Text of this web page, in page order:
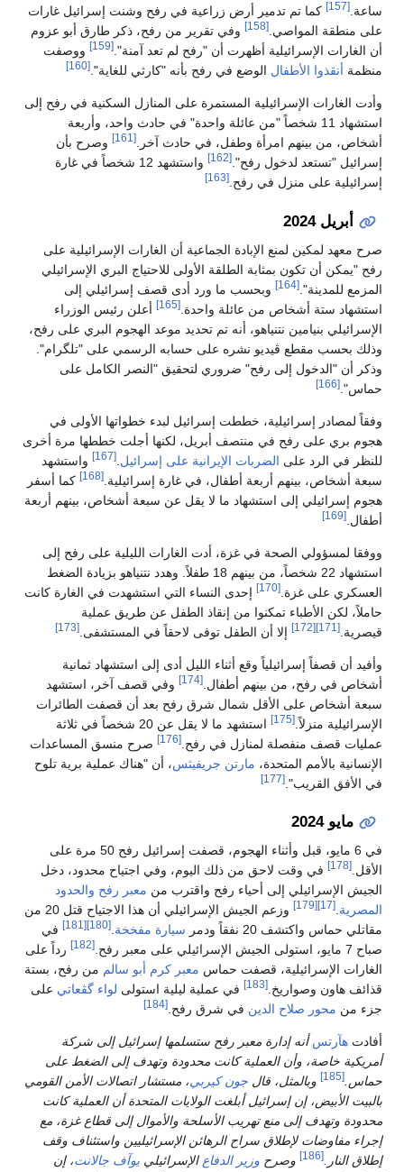
ساعة. [157]
كما تم تدمير أرض زراعية في رفح وشنت إسرائيل غارات
على منطقة المواصي. [158]
وفي تقرير من رفح، ذكر طارق أبو عزوم
أن الغارات الإسرائيلية أظهرت أن "رفح لم تعد آمنة". [159]
ووصفت
منظمة أنقذوا الأطفال الوضع في رفح بأنه "كارثي للغاية". [160]
وأدت الغارات الإسرائيلية المستمرة على المنازل السكنية في رفح إلى
استشهاد 11 شخصاً "من عائلة واحدة" في حادث واحد، وأربعة
أشخاص، من بينهم امرأة وطفل، في حادث آخر.
[161]
وصرح بأن
إسرائيل "تستعد لدخول رفح". [162]
واستشهد 12 شخصاً في غارة
إسرائيلية على منزل في رفح. [163]
أبريل 2024
صرح معهد لمكين لمنع الإبادة الجماعية أن الغارات الإسرائيلية على
رفح "يمكن أن تكون بمثابة الطلقة الأولى للاحتياج البري الإسرائيلي
المزمع للمدينة". [164]
وبحسب ما ورد أدى قصف إسرائيلي إلى
استشهاد ستة أشخاص من عائلة واحدة. [165]
أعلن رئيس الوزراء
الإسرائيلي بنيامين نتنياهو، أنه تم تحديد موعد الهجوم البري على رفح،
وذلك بحسب مقطع ڤيديو نشره على حسابه الرسمي على "تلگرام".
وذكر أن "الدخول إلى رفح" ضروري لتحقيق "النصر الكامل على
حماس". [166]
وفقاً لمصادر إسرائيلية، خططت إسرائيل لبدء خطواتها الأولى في
هجوم بري على رفح في منتصف أبريل، لكنها أجلت خططها مرة أخرى
للنظر في الرد على الضربات الإيرانية على إسرائيل [167]
واستشهد
سبعة أشخاص، بينهم أربعة أطفال، في غارة إسرائيلية. [168]
كما أسفر
هجوم إسرائيلي إلى استشهاد ما لا يقل عن سبعة أشخاص، بينهم أربعة
أطفال. [169]
ووفقا لمسؤولي الصحة في غزة، أدت الغارات الليلية على رفح إلى
استشهاد 22 شخصاً، من بينهم 18 طفلاً. وهدد نتنياهو بزيادة الضغط
العسكري على غزة. [170]
إحدى النساء التي استشهدت في الغارة كانت
حاملاً، لكن الأطباء تمكنوا من إنقاذ الطفل عن طريق عملية
قيصرية. [171]
[172] إلا أن الطفل توفى لاحقاً في المستشفى. [173]
وأفيد أن قصفاً إسرائيلياً وقع أثناء الليل أدى إلى استشهاد ثمانية
أشخاص في رفح، من بينهم أطفال. [174]
وفي قصف آخر، استشهد
سبعة أشخاص على الأقل شمال شرق رفح بعد أن قصفت الطائرات
الإسرائيلية منزلاً. [175]
استشهد ما لا يقل عن 20 شخصاً في ثلاثة
عمليات قصف منفصلة لمنازل في رفح. [176]
صرح منسق المساعدات
الإنسانية بالأمم المتحدة، مارتن جريفيثس، أن "هناك عملية برية تلوح
في الأفق القريب". [177]
مايو 2024
في 6 مايو، قبل وأثناء الهجوم، قصفت إسرائيل رفح 50 مرة على
الأقل.[178]
في وقت لاحق من ذلك اليوم، وفي اجتياح محدود، دخل
الجيش الإسرائيلي إلى أحياء رفح واقترب من معبر رفح والحدود
المصرية.
[17]
[179]
وزعم الجيش الإسرائيلي أن هذا الاجتياح قتل 20 من
مقاتلي حماس واكتشف 20 نفقاً ودمر
سيارة مفخخة.
[180]
[181]
في
صباح 7 مايو، استولى الجيش الإسرائيلي على معبر رفح.
[182]
رداً على
الغارات الإسرائيلية، قصفت حماس معبر كرم أبو سالم من رفح، بستة
قذائف هاون وصواريخ.[183] في عملية ليلية استولى لواء گڤعاتي على
جزء من محور صلاح الدين في شرق رفح.[184]
أفادت هآرتس أنه إدارة معبر رفح ستسلمها إسرائيل إلى شركة
أمريكية خاصة، وأن العملية كانت محدودة وتهدف إلى الضغط على
حماس.[185] وبالمثل، قال جون كيربي، مستشار اتصالات الأمن القومي
بالبيت الأبيض، إن إسرائيل أبلغت الولايات المتحدة أن العملية كانت
محدودة وتهدف إلى منع تهريب الأسلحة والأموال إلى قطاع غزة، مع
إجراء مفاوضات لإطلاق سراح الرهائن الإسرائيليين واستئناف وقف
إطلاق النار.[186] وصرح وزير الدفاع الإسرائيلي يوآف جالانت، إن